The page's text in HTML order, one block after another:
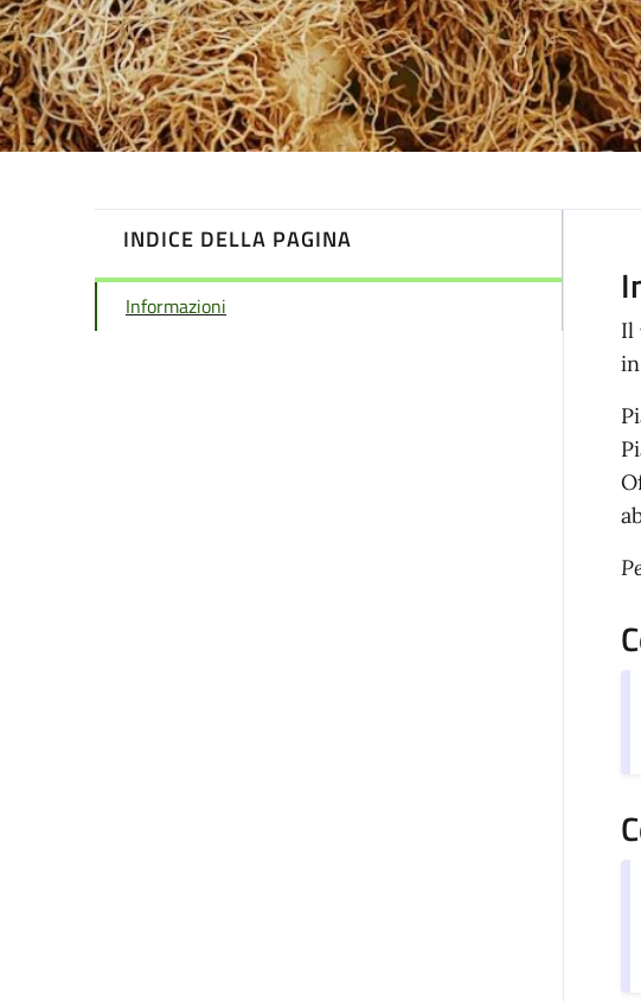
INDICE DELLA PAGINA
Informazioni
Il